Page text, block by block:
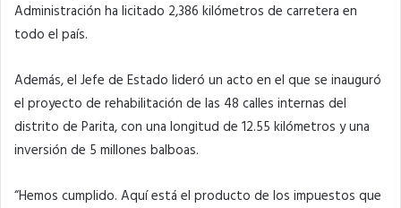
Administración ha licitado 2,386 kilómetros de carretera en
todo el país.
Además, el Jefe de Estado lideró un acto en el que se inauguró
el proyecto de rehabilitación de las 48 calles internas del
distrito de Parita, con una longitud de 12.55 kilómetros y una
inversión de 5 millones balboas.
“Hemos cumplido. Aquí está el producto de los impuestos que